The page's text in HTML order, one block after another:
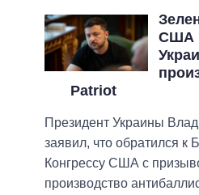
США
Patriot
Президент Украины
заявил, что обратился к
Конгрессу США с
производство